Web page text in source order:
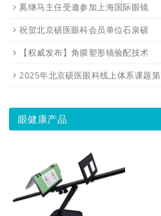
奚继马主任受邀参加上海国际眼镜
祝贺北京硕医眼科会员单位石泉硕
【权威发布】角膜塑形镜验配技术
2025年北京硕医眼科线上体系课题第
眼健康产品